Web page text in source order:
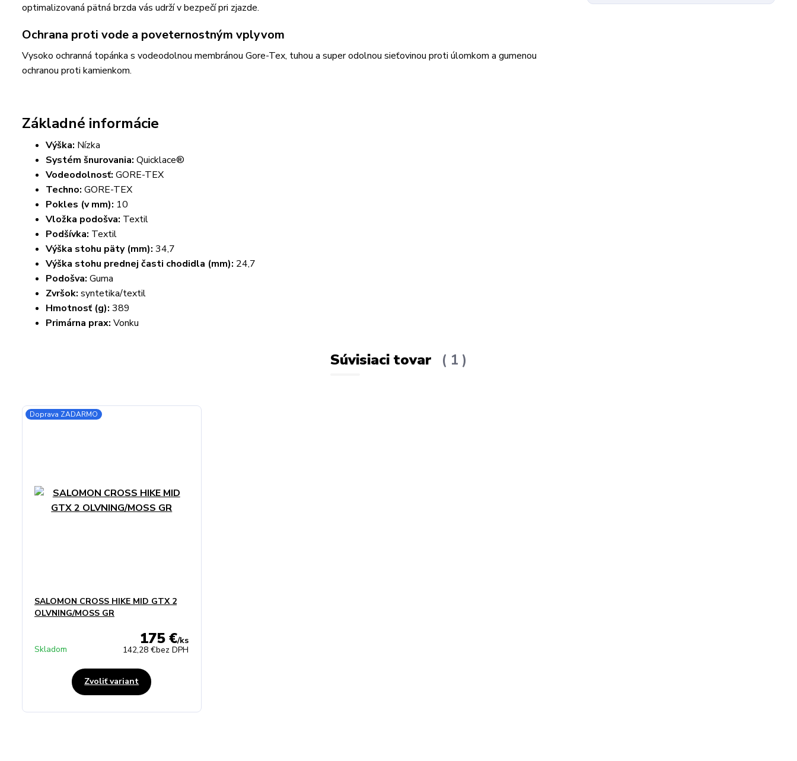
optimalizovaná pätná brzda vás udrží v bezpečí pri zjazde.
Ochrana proti vode a poveternostným vplyvom
Vysoko ochranná topánka s vodeodolnou membránou Gore-Tex, tuhou a super odolnou sieťovinou proti úlomkom a gumenou
ochranou proti kamienkom.
Základné informácie
Výška: Nízka
Systém šnurovania: Quicklace®
Vodeodolnosť: GORE-TEX
Techno: GORE-TEX
Pokles (v mm): 10
Vložka podošva: Textil
Podšívka: Textil
Výška stohu päty (mm): 34,7
Výška stohu prednej časti chodidla (mm): 24,7
Podošva: Guma
Zvršok: syntetika/textil
Hmotnosť (g): 389
Primárna prax: Vonku
Súvisiaci tovar 1
Doprava ZADARMO
SALOMON CROSS HIKE MID GTX 2
OLVNING/MOSS GR
175 €/ks
142,28 €bez DPH
Skladom
Zvoliť variant